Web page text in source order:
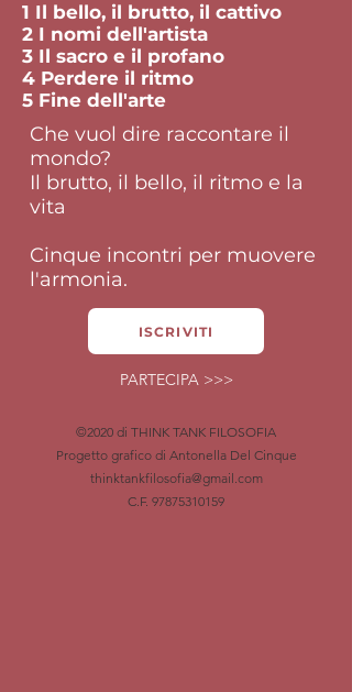
1 Il bello, il brutto, il cattivo
2 I nomi dell'artista
3 Il sacro e il profano
4 Perdere il ritmo
5 Fine dell'arte
Che vuol dire raccontare il
mondo?
Il brutto, il bello, il ritmo e la
vita
Cinque incontri per muovere
l'armonia.
ISCRIVITI
PARTECIPA >>>
©2020 di THINK TANK FILOSOFIA
Progetto grafico di Antonella Del Cinque
thinktankfilosofia@gmail.com
C.F. 97875310159